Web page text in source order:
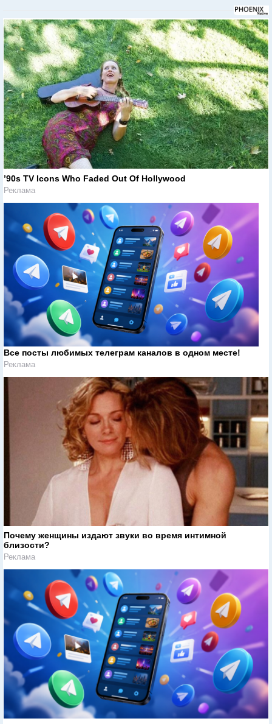
’90s TV Icons Who Faded Out Of Hollywood
Реклама
Все посты любимых телеграм каналов в одном месте!
Реклама
Почему женщины издают звуки во время интимной
близости?
Реклама